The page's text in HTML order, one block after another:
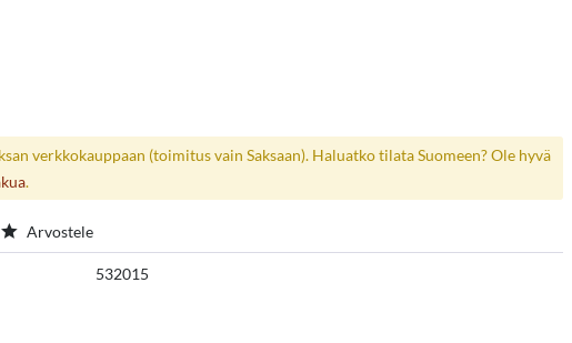
verkkokauppaan (toimitus vain Saksaan). Haluatko tilata Suomeen? Ole hyvä
.
Arvostele
532015